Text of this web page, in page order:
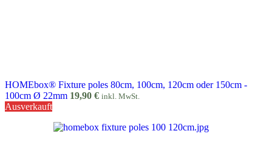
HOMEbox® Fixture poles 80cm, 100cm, 120cm oder 150cm -
100cm Ø 22mm 19,90 € inkl. MwSt.
Ausverkauft